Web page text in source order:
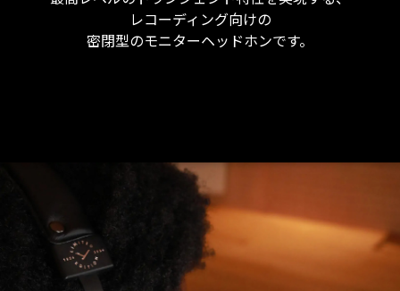
レコーディング向けの
密閉型のモニターヘッドホンです。